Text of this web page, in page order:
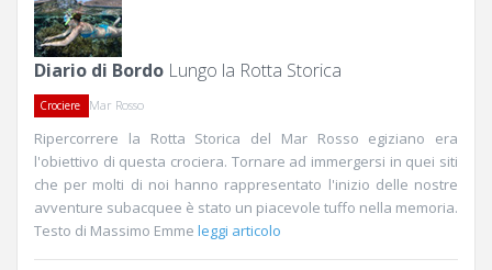
Diario di Bordo Lungo la Rotta Storica
Crociere Mar Rosso
Ripercorrere la Rotta Storica del Mar Rosso egiziano era
l'obiettivo di questa crociera. Tornare ad immergersi in quei siti
che per molti di noi hanno rappresentato l'inizio delle nostre
avventure subacquee è stato un piacevole tuffo nella memoria.
Testo di Massimo Emme leggi articolo